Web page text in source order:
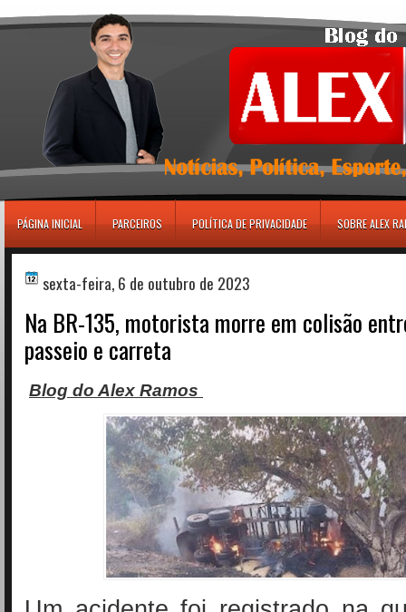
PÁGINA INICIAL PARCEIROS POLÍTICA DE PRIVACIDADE SOBRE ALEX
sexta-feira, 6 de outubro de 2023
Na BR-135, motorista morre em colisão
passeio e carreta
Blog do Alex Ramos